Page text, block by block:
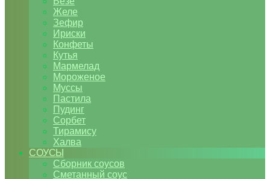
Желе
Зефир
Ириски
Конфеты
Кутья
Мармелад
Мороженое
Муссы
Пастила
Пудинг
Сорбет
Тирамису
Халва
СОУСЫ
Сборник соусов
Сметанный соус